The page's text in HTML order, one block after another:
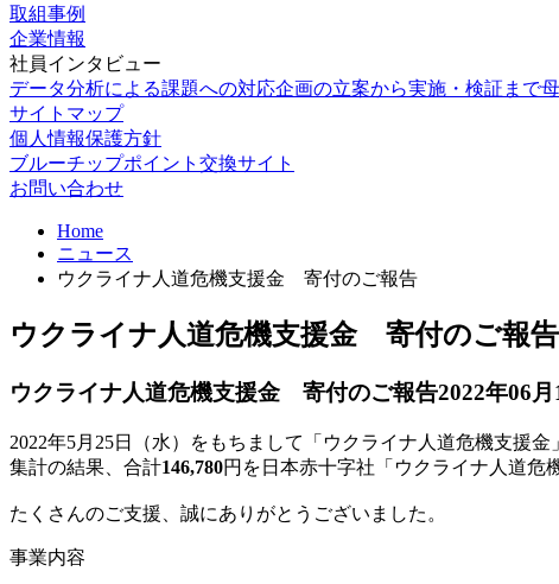
取組事例
企業情報
社員インタビュー
データ分析による課題への対応企画の立案から実施・検証まで
サイトマップ
個人情報保護方針
ブルーチップポイント交換サイト
お問い合わせ
Home
ニュース
ウクライナ人道危機支援金 寄付のご報告
ウクライナ人道危機支援金 寄付のご報告
ウクライナ人道危機支援金 寄付のご報告2022年06月
2022年5月25日（水）をもちまして「ウクライナ人道危機支援金
集計の結果、合計146,780円を日本赤十字社「ウクライナ人道危
たくさんのご支援、誠にありがとうございました。
事業内容